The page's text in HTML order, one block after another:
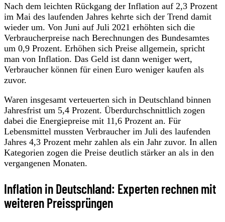
Nach dem leichten Rückgang der Inflation auf 2,3 Prozent
im Mai des laufenden Jahres kehrte sich der Trend damit
wieder um. Von Juni auf Juli 2021 erhöhten sich die
Verbraucherpreise nach Berechnungen des Bundesamtes
um 0,9 Prozent. Erhöhen sich Preise allgemein, spricht
man von Inflation. Das Geld ist dann weniger wert,
Verbraucher können für einen Euro weniger kaufen als
zuvor.
Waren insgesamt verteuerten sich in Deutschland binnen
Jahresfrist um 5,4 Prozent. Überdurchschnittlich zogen
dabei die Energiepreise mit 11,6 Prozent an. Für
Lebensmittel mussten Verbraucher im Juli des laufenden
Jahres 4,3 Prozent mehr zahlen als ein Jahr zuvor. In allen
Kategorien zogen die Preise deutlich stärker an als in den
vergangenen Monaten.
Inflation in Deutschland: Experten rechnen mit
weiteren Preissprüngen